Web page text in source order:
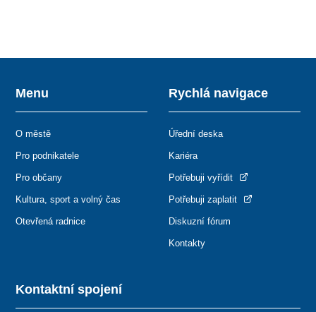
Kontaktní spojení
Menu
O městě
Pro podnikatele
Pro občany
Kultura, sport a volný čas
Otevřená radnice
Rychlá navigace
Úřední deska
Kariéra
Potřebuji vyřídit
Potřebuji zaplatit
Diskuzní fórum
Kontakty